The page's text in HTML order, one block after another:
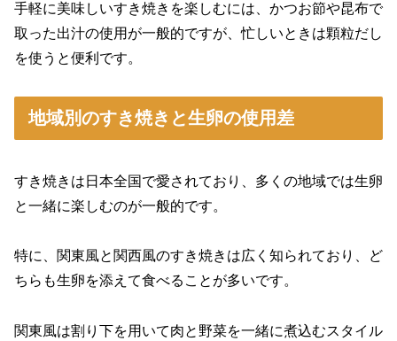
手軽に美味しいすき焼きを楽しむには、かつお節や昆布で
取った出汁の使用が一般的ですが、忙しいときは顆粒だし
を使うと便利です。
地域別のすき焼きと生卵の使用差
すき焼きは日本全国で愛されており、多くの地域では生卵
と一緒に楽しむのが一般的です。
特に、関東風と関西風のすき焼きは広く知られており、ど
ちらも生卵を添えて食べることが多いです。
関東風は割り下を用いて肉と野菜を一緒に煮込むスタイル